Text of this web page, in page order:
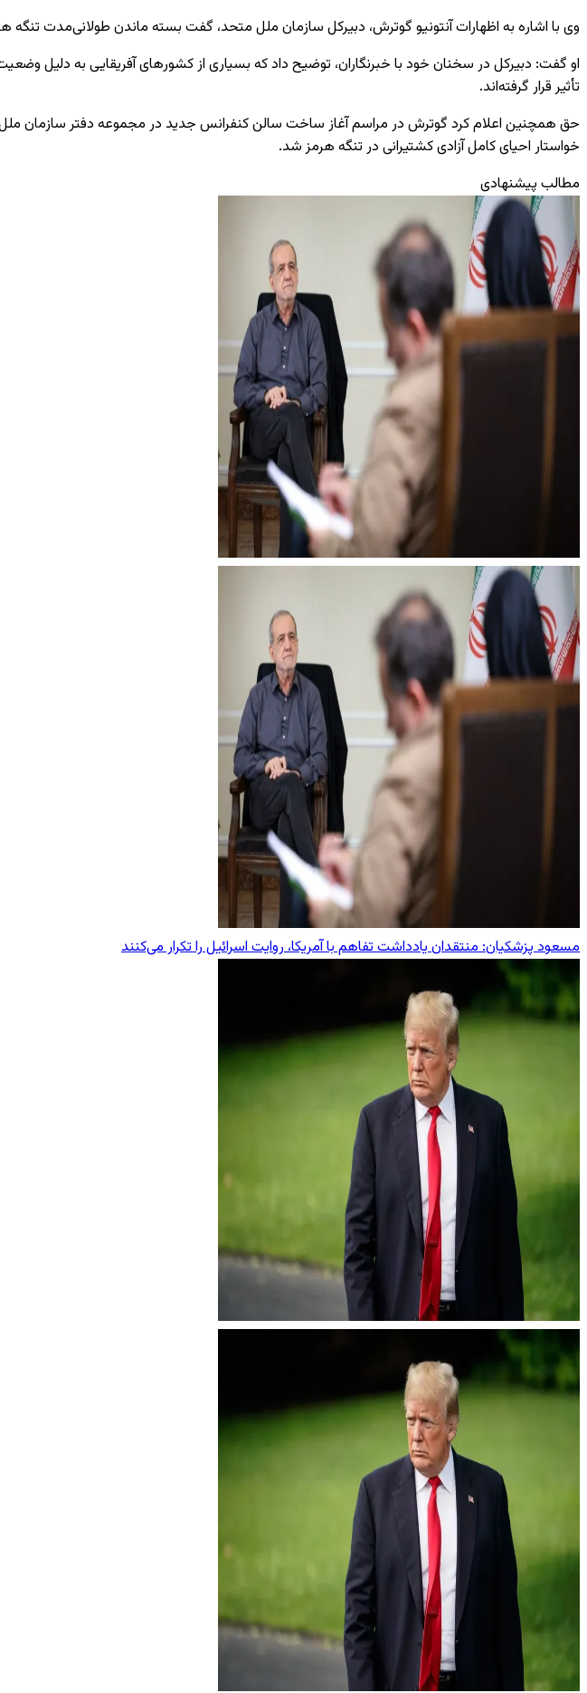
وی با اشاره به اظهارات آنتونیو گوترش، دبیرکل سازمان ملل متحد، گفت بسته ماندن طولانی‌مدت
او گفت: دبیرکل در سخنان خود با خبرنگاران، توضیح داد که بسیاری از کشورهای آفریقایی به دلیل
تأثیر قرار گرفته‌اند.
حق همچنین اعلام کرد گوترش در مراسم آغاز ساخت سالن کنفرانس جدید در مجموعه دفتر سازمان ملل
خواستار احیای کامل آزادی کشتیرانی در تنگه هرمز شد.
مطالب پیشنهادی
مسعود پزشکیان: منتقدان یادداشت تفاهم با آمریکا، روایت اسرائیل را تکرار می‌کنند